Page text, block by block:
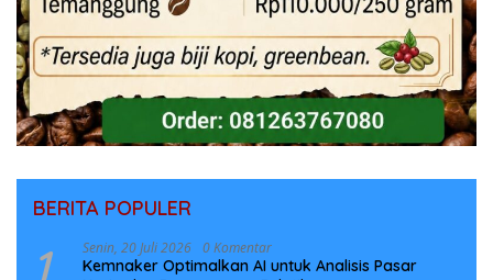
BERITA POPULER
1 Senin, 20 Juli 2026 0 Komentar
Kemnaker Optimalkan AI untuk Analisis Pasar